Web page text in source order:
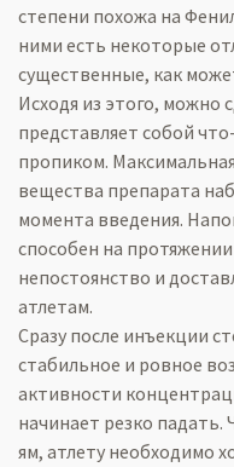
степени похожа на
ними есть некоторые
существенные, как
Исходя из этого, можно
представляет собой
пропиком.
вещества препарата
момента введения.
способен на
непостоянство и
атлетам.
Сразу после инъекции
стабильное и ровное
активности
начинает резко
ям, атлету необходимо